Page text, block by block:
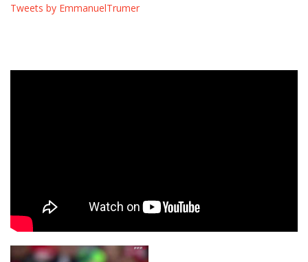
Tweets by EmmanuelTrumer